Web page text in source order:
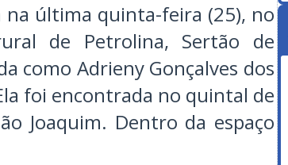
na última quinta-feira (25), no
de Petrolina, Sertão de
como Adrieny Gonçalves dos
foi encontrada no quintal de
Joaquim. Dentro da espaço